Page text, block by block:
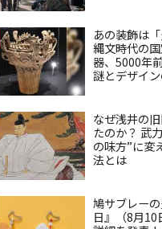
あの装飾は
縄文時代の
器、5000年
謎とデザイ
なぜ浅井の
たのか？ 武
の味方”に変
法とは
鳩サブレー
日』（8月10